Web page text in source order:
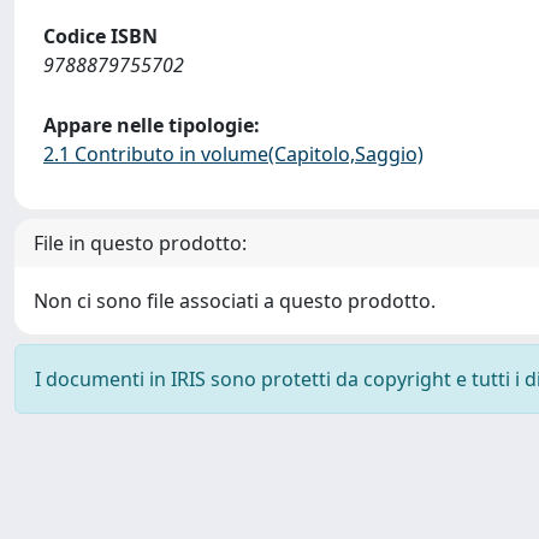
Codice ISBN
9788879755702
Appare nelle tipologie:
2.1 Contributo in volume(Capitolo,Saggio)
File in questo prodotto:
Non ci sono file associati a questo prodotto.
I documenti in IRIS sono protetti da copyright e tutti i